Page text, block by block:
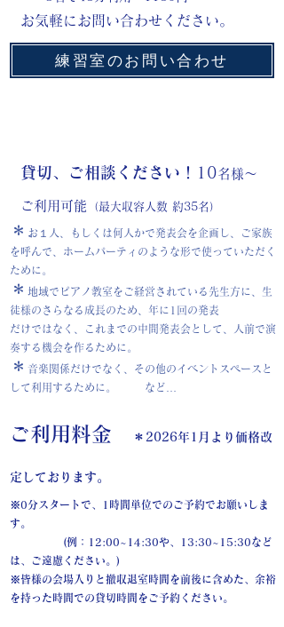
お気軽にお問い合わせください。
練習室のお問い合わせ
貸切、ご相談ください！ 10名様〜
ご利用可能 （最大収容人数 約35名）
＊ お１人、もしくは何人かで発表会を企画し、ご家族
を呼んで、 ホームパーティのような形で使っていただく
ために。
＊ 地域でピアノ教室をご経営されている先生方に、生
徒様のさらなる成長のため、年に1回の発表
だけではなく、これまでの中間発表会として、人前で演
奏する機会を作るために。
＊ 音楽関係だけでなく、その他のイベントスペースと
して利用するために。 など…
ご利用料金 ＊ 2026年1月より価格改
定しております。
※0分スタートで、1時間単位でのご予約でお願いしま
す。
(例：12:00~14:30や、13:30~15:30など
は、ご遠慮ください。)
※皆様の会場入りと撤収退室時間を前後に含めた、余裕
を持った時間での貸切時間をご予約ください。